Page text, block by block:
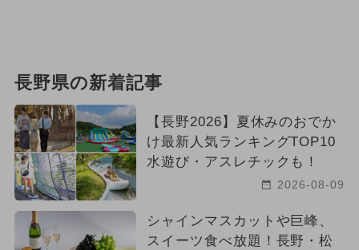
長野県の新着記事
【長野2026】夏休みのおでか
け最新人気ランキングTOP10
水遊び・アスレチックも！
2026-08-09
シャインマスカットや巨峰、
スイーツ食べ放題！長野・松